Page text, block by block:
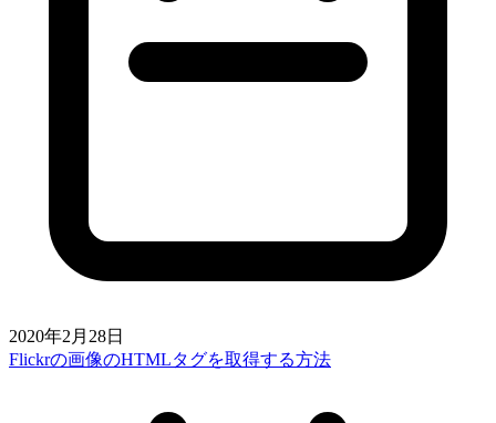
2020年2月28日
Flickrの画像のHTMLタグを取得する方法